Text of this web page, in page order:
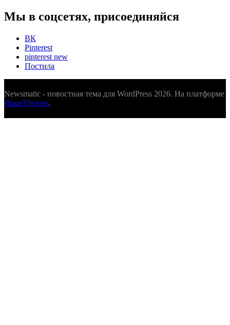
Мы в соцсетях, присоединяйся
ВК
Pinterest
pinterest new
Постила
Newsmatic - новостная тема для WordPress 2026. На платформе
BlazeThemes.